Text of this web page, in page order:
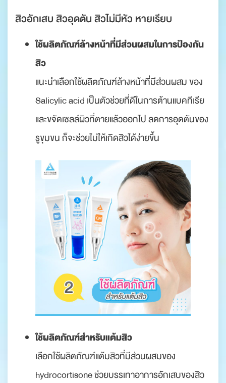
สิวอักเสบ สิวอุดตัน สิวไม่มีหัว หายเรียบ
ใช้ผลิตภัณฑ์ล้างหน้าที่มีส่วนผสมในการป้องกัน
สิว
แนะนำเลือกใช้ผลิตภัณฑ์ล้างหน้าที่มีส่วนผสม ของ
Salicylic acid เป็นตัวช่วยที่ดีในการต้านแบคทีเรีย
และขจัดเซลล์ผิวที่ตายแล้วออกไป ลดการอุดตันของ
รูขุมขน ก็จะช่วยไม่ให้เกิดสิวได้ง่ายขึ้น
ใช้ผลิตภัณฑ์สำหรับแต้มสิว
เลือกใช้ผลิตภัณฑ์แต้มสิวที่มีส่วนผสมของ
hydrocortisone ช่วยบรรเทาอาการอักเสบของสิว